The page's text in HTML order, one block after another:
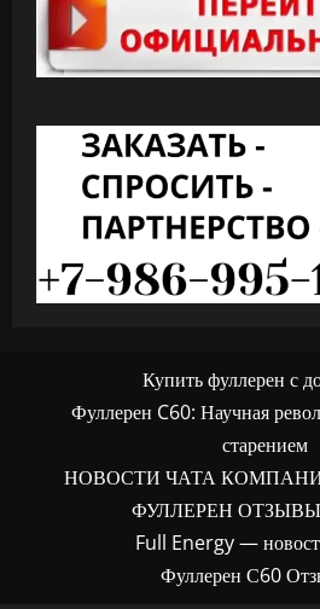
Купить фуллерен с
Фуллерен C60: Научная
старением
НОВОСТИ ЧАТА КОМПАНИИ
ФУЛЛЕРЕН
Full Energy —
Фуллерен С60